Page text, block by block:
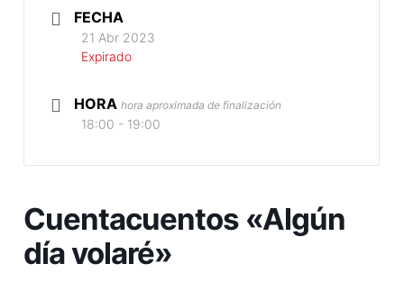
FECHA
21 Abr 2023
Expirado
HORA hora aproximada de finalización
18:00 - 19:00
Cuentacuentos «Algún
día volaré»